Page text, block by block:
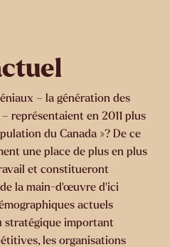
– la génération des
représentaient en 2011 plus
du Canada »? De ce
une place de plus en plus
et constitueront
la main-d’œuvre d’ici
actuels
stratégique important
les organisations